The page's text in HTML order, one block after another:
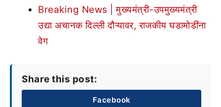
Breaking News | मुख्यमंत्री-उपमुख्यमंत्री
उद्या अचानक दिल्ली दौऱ्यावर, राजकीय घडामोडींना
वेग
Share this post:
Facebook